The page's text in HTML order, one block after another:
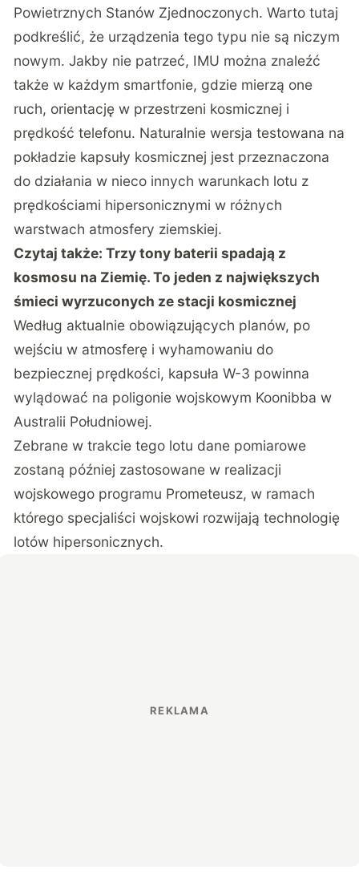
Powietrznych Stanów Zjednoczonych. Warto tutaj
podkreślić, że urządzenia tego typu nie są niczym
nowym. Jakby nie patrzeć, IMU można znaleźć
także w każdym smartfonie, gdzie mierzą one
ruch, orientację w przestrzeni kosmicznej i
prędkość telefonu. Naturalnie wersja testowana na
pokładzie kapsuły kosmicznej jest przeznaczona
do działania w nieco innych warunkach lotu z
prędkościami hipersonicznymi w różnych
warstwach atmosfery ziemskiej.
Czytaj także:Trzy tony baterii spadają z
kosmosu na Ziemię. To jeden z największych
śmieci wyrzuconych ze stacji kosmicznej
Według aktualnie obowiązujących planów, po
wejściu w atmosferę i wyhamowaniu do
bezpiecznej prędkości, kapsuła W-3 powinna
wylądować na poligonie wojskowym Koonibba w
Australii Południowej.
Zebrane w trakcie tego lotu dane pomiarowe
zostaną później zastosowane w realizacji
wojskowego programu Prometeusz, w ramach
którego specjaliści wojskowi rozwijają technologię
lotów hipersonicznych.